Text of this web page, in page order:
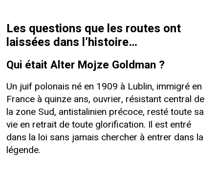
Les questions que les routes ont
laissées dans l’histoire…
Qui était Alter Mojze Goldman ?
Un juif polonais né en 1909 à Lublin, immigré en
France à quinze ans, ouvrier, résistant central de
la zone Sud, antistalinien précoce, resté toute sa
vie en retrait de toute glorification. Il est entré
dans la loi sans jamais chercher à entrer dans la
légende.